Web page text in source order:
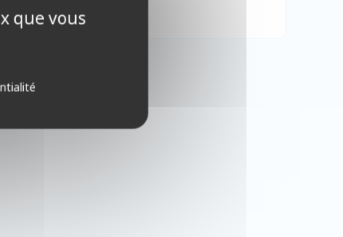
que vous